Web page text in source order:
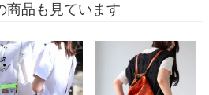
商品も見ています